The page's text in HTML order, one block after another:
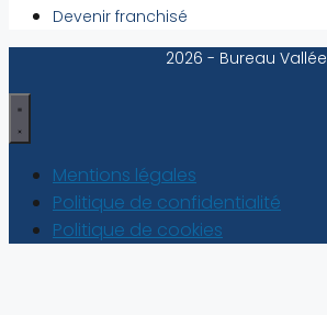
Devenir franchisé
2026 - Bureau Vallée
Mentions légales
Politique de confidentialité
Politique de cookies